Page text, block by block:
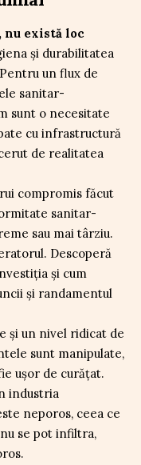
nu există loc
şi durabilitatea
un flux de
sanitar-
sunt o necesitate
cu infrastructură
de realitatea
compromis făcut
sanitar-
sau mai târziu.
Descoperă
şi cum
şi randamentul
şi un nivel ridicat de
sunt manipulate,
uşor de curăţat.
industria
neporos, ceea ce
se pot infiltra,